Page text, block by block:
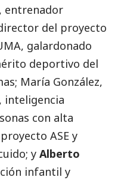
, entrenador
del proyecto
galardonado
deportivo del
María González,
inteligencia
con alta
ASE y
y Alberto
infantil y